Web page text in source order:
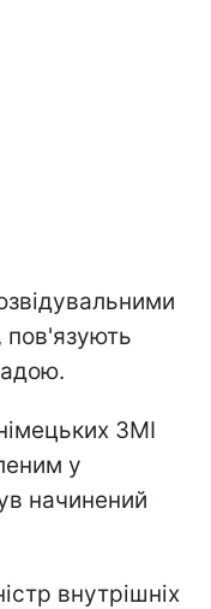
пов'язують
ЗМІ
у
начинений
внутрішніх